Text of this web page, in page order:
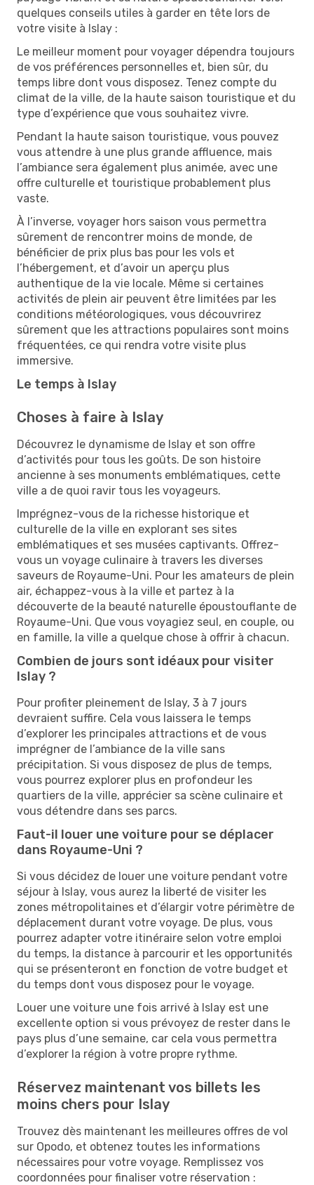
quelques conseils utiles à garder en tête lors de
votre visite à Islay :
Le meilleur moment pour voyager dépendra toujours
de vos préférences personnelles et, bien sûr, du
temps libre dont vous disposez. Tenez compte du
climat de la ville, de la haute saison touristique et du
type d’expérience que vous souhaitez vivre.
Pendant la haute saison touristique, vous pouvez
vous attendre à une plus grande affluence, mais
l’ambiance sera également plus animée, avec une
offre culturelle et touristique probablement plus
vaste.
À l’inverse, voyager hors saison vous permettra
sûrement de rencontrer moins de monde, de
bénéficier de prix plus bas pour les vols et
l’hébergement, et d’avoir un aperçu plus
authentique de la vie locale. Même si certaines
activités de plein air peuvent être limitées par les
conditions météorologiques, vous découvrirez
sûrement que les attractions populaires sont moins
fréquentées, ce qui rendra votre visite plus
immersive.
Le temps à Islay
Choses à faire à Islay
Découvrez le dynamisme de Islay et son offre
d’activités pour tous les goûts. De son histoire
ancienne à ses monuments emblématiques, cette
ville a de quoi ravir tous les voyageurs.
Imprégnez-vous de la richesse historique et
culturelle de la ville en explorant ses sites
emblématiques et ses musées captivants. Offrez-
vous un voyage culinaire à travers les diverses
saveurs de Royaume-Uni. Pour les amateurs de plein
air, échappez-vous à la ville et partez à la
découverte de la beauté naturelle époustouflante de
Royaume-Uni. Que vous voyagiez seul, en couple, ou
en famille, la ville a quelque chose à offrir à chacun.
Combien de jours sont idéaux pour visiter
Islay ?
Pour profiter pleinement de Islay, 3 à 7 jours
devraient suffire. Cela vous laissera le temps
d’explorer les principales attractions et de vous
imprégner de l’ambiance de la ville sans
précipitation. Si vous disposez de plus de temps,
vous pourrez explorer plus en profondeur les
quartiers de la ville, apprécier sa scène culinaire et
vous détendre dans ses parcs.
Faut-il louer une voiture pour se déplacer
dans Royaume-Uni ?
Si vous décidez de louer une voiture pendant votre
séjour à Islay, vous aurez la liberté de visiter les
zones métropolitaines et d’élargir votre périmètre de
déplacement durant votre voyage. De plus, vous
pourrez adapter votre itinéraire selon votre emploi
du temps, la distance à parcourir et les opportunités
qui se présenteront en fonction de votre budget et
du temps dont vous disposez pour le voyage.
Louer une voiture une fois arrivé à Islay est une
excellente option si vous prévoyez de rester dans le
pays plus d’une semaine, car cela vous permettra
d’explorer la région à votre propre rythme.
Réservez maintenant vos billets les
moins chers pour Islay
Trouvez dès maintenant les meilleures offres de vol
sur Opodo, et obtenez toutes les informations
nécessaires pour votre voyage. Remplissez vos
coordonnées pour finaliser votre réservation :